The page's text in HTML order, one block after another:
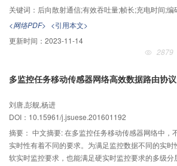
和ZSCAN算法更优。
删码减少确认帧等待时延；接着，推导了特定能量捕
效吞吐量表达式，归纳出有效吞吐量最大化问题，
冗余度和充电时间理论最优值；然后，提出一种动
略，在运行时根据阅读器端的吞吐量测量反馈调整帧
电时间，并设计了相应的数据帧和确认帧格式；最
的帧长、编码冗余度、达到的有效吞吐量和消耗的能
所提方法相比EPC Gen2协议固定帧长方案能显著提
能接近理论最优值。可见，本文对协议流程的优化及
度的策略在改善系统吞吐量性能方面是有效的。
关键词： 后向散射通信;有效吞吐量;帧长;充电时间;编
<网络PDF> <引用本文>
更新时间： 2023-11-14
2879
多监控任务移动传感器网络高效数据路由协议
刘唐,彭舰,杨进
DOI：10.15961/j.jsuese.201601192
摘要： 中文摘要: 在多监控任务移动传感器网络中，
实时性有着不同的要求。为满足监控数据不同的实时
软实时监控要求，也能满足硬实时监控要求的多级分